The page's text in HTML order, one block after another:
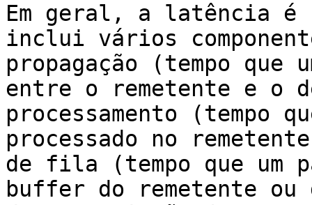
Em geral, a latência é
inclui vários
propagação (tempo
entre o remetente e o
processamento (tempo
processado no
de fila (tempo que um
buffer do remetente